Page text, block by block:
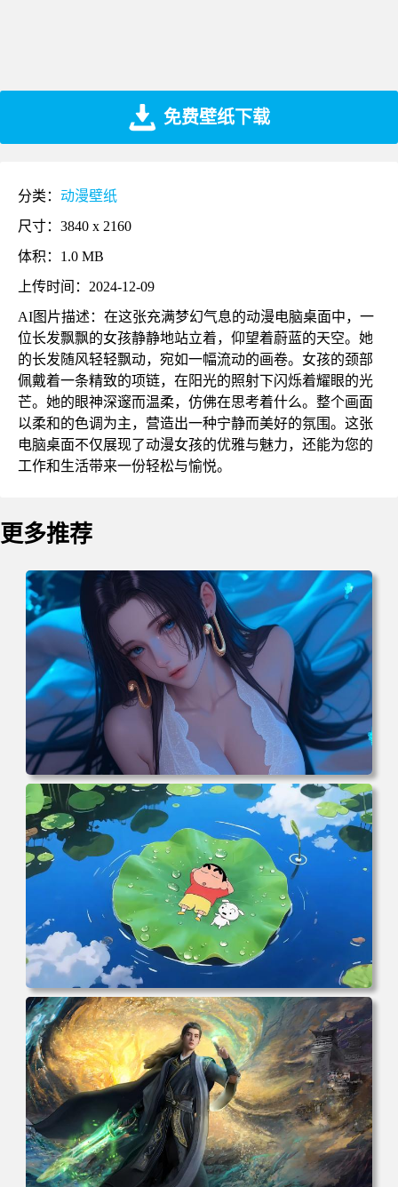
免费壁纸下载
分类： 动漫壁纸
尺寸：3840 x 2160
体积：1.0 MB
上传时间：2024-12-09
AI图片描述：在这张充满梦幻气息的动漫电脑桌面中，一
位长发飘飘的女孩静静地站立着，仰望着蔚蓝的天空。她
的长发随风轻轻飘动，宛如一幅流动的画卷。女孩的颈部
佩戴着一条精致的项链，在阳光的照射下闪烁着耀眼的光
芒。她的眼神深邃而温柔，仿佛在思考着什么。整个画面
以柔和的色调为主，营造出一种宁静而美好的氛围。这张
电脑桌面不仅展现了动漫女孩的优雅与魅力，还能为您的
工作和生活带来一份轻松与愉悦。
更多推荐
电脑壁纸 二次元角色 动漫角色 女帝 波雅·汉库克 波雅汉库
克 海贼王 电脑桌面 高清壁纸 壁纸下载 壁纸大全
电脑壁纸 动漫角色 卡通场景 夏日休闲 夏日壁纸 治愈系 童
年回忆 荷塘荷叶 蜡笔小新 电脑桌面 高清壁纸 壁纸下载 壁
纸大全